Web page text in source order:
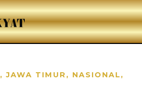
,JAWA TIMUR , NASIONAL,